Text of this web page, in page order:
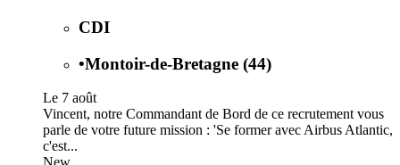
CDI
•Montoir-de-Bretagne (44)
Le 7 août
Vincent, notre Commandant de Bord de ce recrutement vous
parle de votre future mission : 'Se former avec Airbus Atlantic,
c'est...